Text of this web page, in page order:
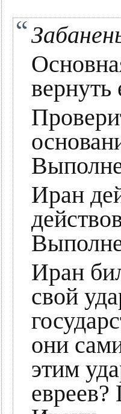
вернуть
Иран
Иран
свой
они
этим